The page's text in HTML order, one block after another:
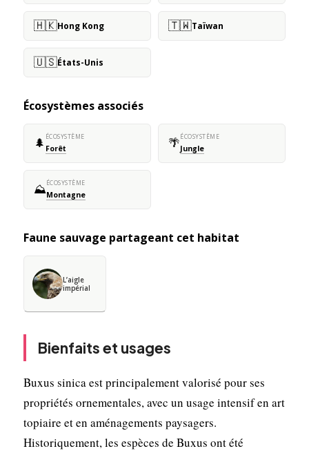
🇭🇰Hong Kong 🇹🇼Taïwan
🇺🇸États-Unis
Écosystèmes associés
🌲 ÉCOSYSTÈME
Forêt 🌴ÉCOSYSTÈME
Jungle
⛰️ÉCOSYSTÈME
Montagne
Faune sauvage partageant cet habitat
L’aigle
impérial
Bienfaits et usages
Buxus sinica est principalement valorisé pour ses
propriétés ornementales, avec un usage intensif en art
topiaire et en aménagements paysagers.
Historiquement, les espèces de Buxus ont été